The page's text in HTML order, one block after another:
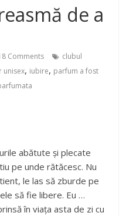
de a
Comments
clubul
unisex, iubire, parfum a fost
abătute și plecate
pe unde rătăcesc. Nu
le las să zburde pe
să fie libere. Eu …
în viața asta de zi cu